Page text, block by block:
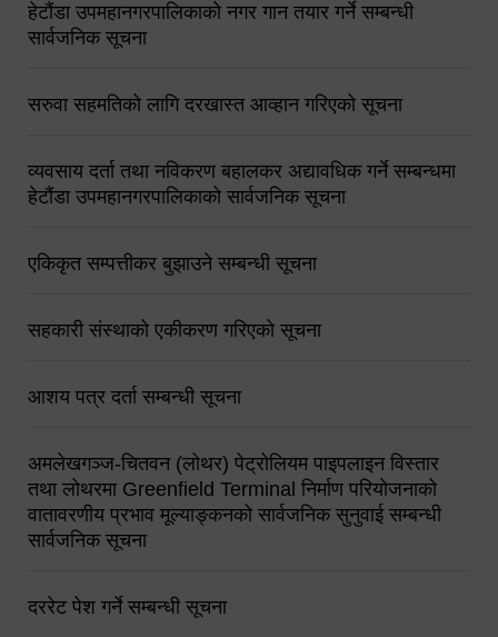
हेटौंडा उपमहानगरपालिकाको नगर गान तयार गर्ने सम्बन्धी
सार्वजनिक सूचना
सरुवा सहमतिको लागि दरखास्त आव्हान गरिएको सूचना
व्यवसाय दर्ता तथा नविकरण बहालकर अद्यावधिक गर्ने सम्बन्धमा
हेटौंडा उपमहानगरपालिकाको सार्वजनिक सूचना
एकिकृत सम्पत्तीकर बुझाउने सम्बन्धी सूचना
सहकारी संस्थाको एकीकरण गरिएको सूचना
आशय पत्र दर्ता सम्बन्धी सूचना
अमलेखगञ्ज-चितवन (लोथर) पेट्रोलियम पाइपलाइन विस्तार
तथा लोथरमा Greenfield Terminal निर्माण परियोजनाको
वातावरणीय प्रभाव मूल्याङ्कनको सार्वजनिक सुनुवाई सम्बन्धी
सार्वजनिक सूचना
दररेट पेश गर्ने सम्बन्धी सूचना